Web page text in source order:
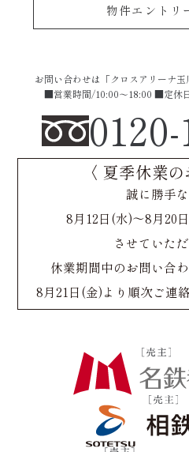
物件エントリ
お問い合わせは「クロスアリーナ
■営業時間/10:00〜18:00 ■定休
〈 夏季休業
誠に勝手な
8月12日(水)～8月20
させていただ
休業期間中のお問い合
8月21日(金)より順次ご連